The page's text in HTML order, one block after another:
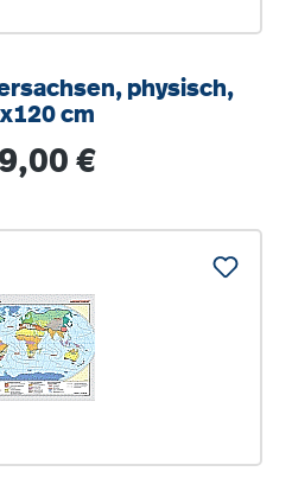
physisch,
cm
Preis:
€